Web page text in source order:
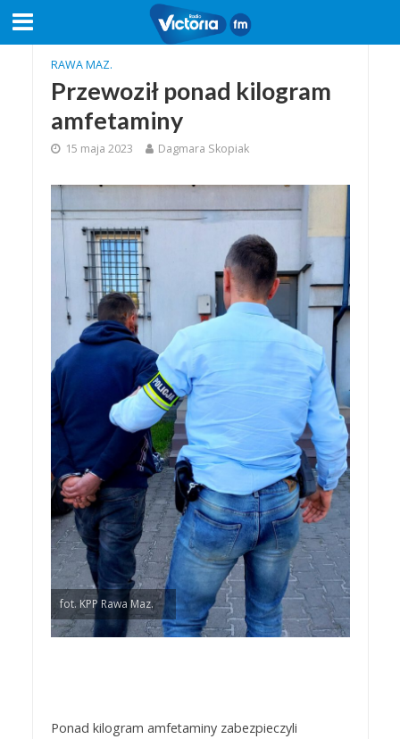
RAWA MAZ.
Przewoził ponad kilogram
amfetaminy
15 maja 2023 Dagmara Skopiak
fot. KPP Rawa Maz.
Ponad kilogram amfetaminy zabezpieczyli